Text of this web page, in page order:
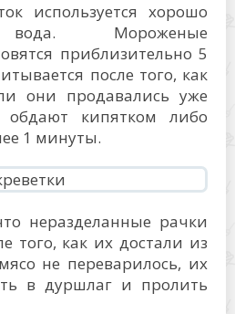
используется хорошо
вода. Мороженые
приблизительно 5
после того, как
они продавались уже
кипятком либо
1 минуты.
неразделанные рачки
того, как их достали из
не переварилось, их
в дуршлаг и пролить